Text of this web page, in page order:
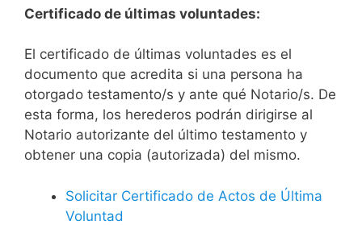
Certificado de últimas voluntades:
El certificado de últimas voluntades es el
documento que acredita si una persona ha
otorgado testamento/s y ante qué Notario/s. De
esta forma, los herederos podrán dirigirse al
Notario autorizante del último testamento y
obtener una copia (autorizada) del mismo.
Solicitar Certificado de Actos de Última
Voluntad